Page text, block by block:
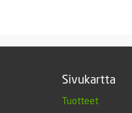
Sivukartta
Tuotteet